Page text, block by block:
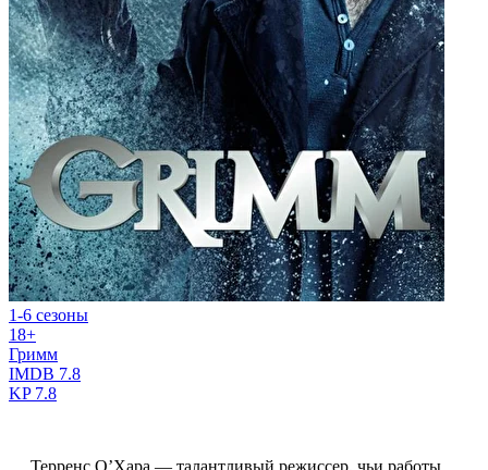
1-6 сезоны
18+
Гримм
IMDB 7.8
KP7.8
Терренс О’Хара — талантливый режиссер, чьи работы